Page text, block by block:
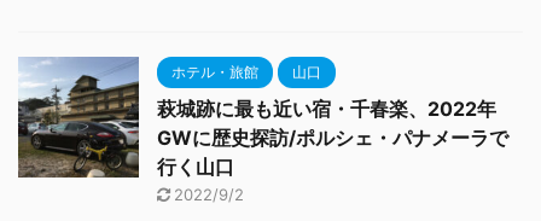
ホテル・旅館 山口
萩城跡に最も近い宿・千春楽、2022年
GWに歴史探訪/ポルシェ・パナメーラで
行く山口
2022/9/2